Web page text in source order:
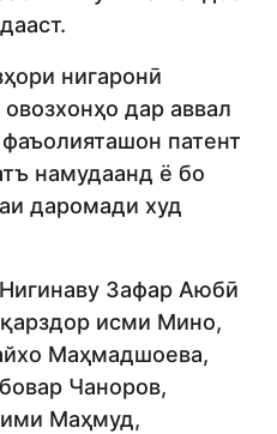
нигаронӣ
дар аввал
патент
намудаанд ё бо
даромади худ
Зафар Аюбӣ
исми Мино,
Маҳмадшоева,
Чаноров,
Маҳмуд,